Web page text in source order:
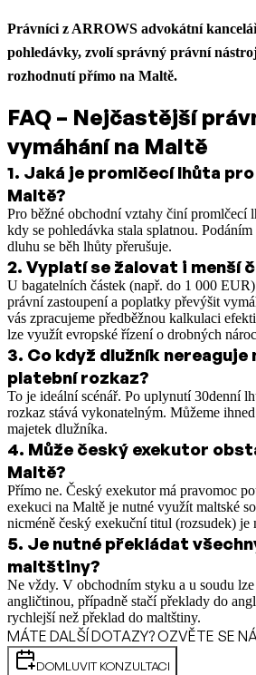
Právníci z ARROWS advokátní
pohledávky, zvolí správný právní
rozhodnutí přímo na Maltě.
FAQ – Nejčastější
vymáhání na Maltě
1. Jaká je promlčecí lhůta
Maltě?
Pro běžné obchodní vztahy činí promlčecí
kdy se pohledávka stala splatnou.
dluhu se běh lhůty přerušuje.
2. Vyplatí se žalovat i menší
U bagatelních částek (např. do 1 000
právní zastoupení a poplatky převýšit
vás zpracujeme předběžnou kalkulaci
lze využít evropské řízení o drobných
3. Co když dlužník nereaguje
platební rozkaz?
To je ideální scénář. Po uplynutí 30denní
rozkaz stává vykonatelným. Můžeme
majetek dlužníka.
4. Může český exekutor
Maltě?
Přímo ne. Český exekutor má pravomoc
exekuci na Maltě je nutné využít maltské
nicméně český exekuční titul (rozsudek) je
5. Je nutné překládat
maltštiny?
Ne vždy. V obchodním styku a u soudu lze
angličtinou, případně stačí překlady do
rychlejší než překlad do maltštiny.
MÁTE DALŠÍ DOTAZY? OZVĚTE SE
DOMLUVIT KONZULTACI